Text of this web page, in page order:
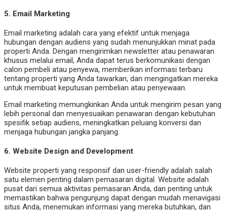
5. Email Marketing
Email marketing adalah cara yang efektif untuk menjaga
hubungan dengan audiens yang sudah menunjukkan minat pada
properti Anda. Dengan mengirimkan newsletter atau penawaran
khusus melalui email, Anda dapat terus berkomunikasi dengan
calon pembeli atau penyewa, memberikan informasi terbaru
tentang properti yang Anda tawarkan, dan mengingatkan mereka
untuk membuat keputusan pembelian atau penyewaan.
Email marketing memungkinkan Anda untuk mengirim pesan yang
lebih personal dan menyesuaikan penawaran dengan kebutuhan
spesifik setiap audiens, meningkatkan peluang konversi dan
menjaga hubungan jangka panjang.
6. Website Design and Development
Website properti yang responsif dan user-friendly adalah salah
satu elemen penting dalam pemasaran digital. Website adalah
pusat dari semua aktivitas pemasaran Anda, dan penting untuk
memastikan bahwa pengunjung dapat dengan mudah menavigasi
situs Anda, menemukan informasi yang mereka butuhkan, dan